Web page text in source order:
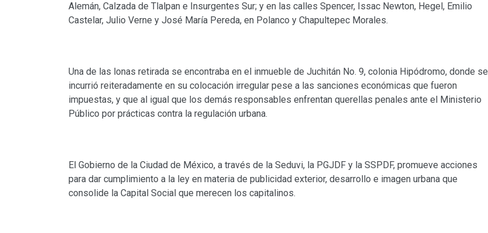
Alemán, Calzada de Tlalpan e Insurgentes Sur; y en las calles Spencer, Issac Newton, Hegel, Emilio
Castelar, Julio Verne y José María Pereda, en Polanco y Chapultepec Morales.
Una de las lonas retirada se encontraba en el inmueble de Juchitán No. 9, colonia Hipódromo, donde se
incurrió reiteradamente en su colocación irregular pese a las sanciones económicas que fueron
impuestas, y que al igual que los demás responsables enfrentan querellas penales ante el Ministerio
Público por prácticas contra la regulación urbana.
El Gobierno de la Ciudad de México, a través de la Seduvi, la PGJDF y la SSPDF, promueve acciones
para dar cumplimiento a la ley en materia de publicidad exterior, desarrollo e imagen urbana que
consolide la Capital Social que merecen los capitalinos.